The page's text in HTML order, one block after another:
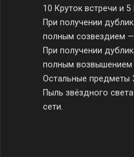
10 Круток встречи и
При получении
полным созвездием —
При получении
полным возвышением
Остальные предметы
Пыль звёздного
сети.